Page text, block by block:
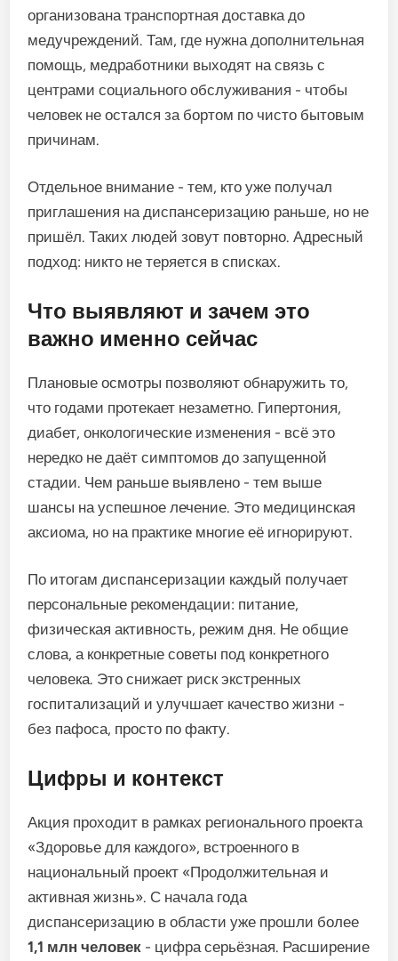
организована транспортная доставка до
медучреждений. Там, где нужна дополнительная
помощь, медработники выходят на связь с
центрами социального обслуживания - чтобы
человек не остался за бортом по чисто бытовым
причинам.
Отдельное внимание - тем, кто уже получал
приглашения на диспансеризацию раньше, но не
пришёл. Таких людей зовут повторно. Адресный
подход: никто не теряется в списках.
Что выявляют и зачем это
важно именно сейчас
Плановые осмотры позволяют обнаружить то,
что годами протекает незаметно. Гипертония,
диабет, онкологические изменения - всё это
нередко не даёт симптомов до запущенной
стадии. Чем раньше выявлено - тем выше
шансы на успешное лечение. Это медицинская
аксиома, но на практике многие её игнорируют.
По итогам диспансеризации каждый получает
персональные рекомендации: питание,
физическая активность, режим дня. Не общие
слова, а конкретные советы под конкретного
человека. Это снижает риск экстренных
госпитализаций и улучшает качество жизни -
без пафоса, просто по факту.
Цифры и контекст
Акция проходит в рамках регионального проекта
«Здоровье для каждого», встроенного в
национальный проект «Продолжительная и
активная жизнь». С начала года
диспансеризацию в области уже прошли более
1,1 млн человек - цифра серьёзная. Расширение